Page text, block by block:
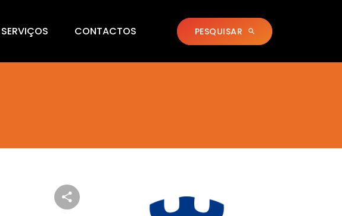
SERVIÇOS CONTACTOS PESQUISAR